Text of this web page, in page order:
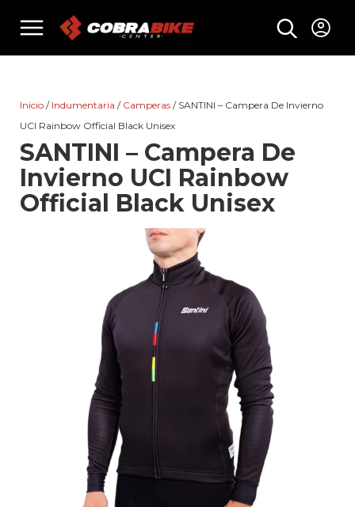
menu
Inicio / Indumentaria / Camperas / SANTINI – Campera De Invierno
UCI Rainbow Official Black Unisex
SANTINI – Campera De
Invierno UCI Rainbow
Official Black Unisex